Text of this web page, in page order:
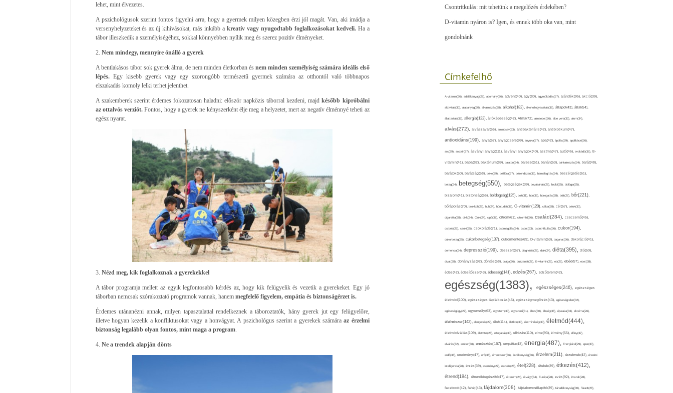
lehet, mint élvezetes.
A pszichológusok szerint fontos figyelni arra, hogy a gyermek milyen közegben érzi jól magát. Van, aki imádja a
versenyhelyzeteket és az új kihívásokat, más inkább a kreatív vagy nyugodtabb foglalkozásokat kedveli.Ha a
tábor illeszkedik a személyiségéhez, sokkal könnyebben nyílik meg és szerez pozitív élményeket.
2. Nem mindegy, mennyire önálló a gyerek
A bentlakásos tábor sok gyerek álma, de nem minden életkorban ésnem minden személyiség számára ideális első
lépés.Egy kisebb gyerek vagy egy szorongóbb természetű gyermek számára az otthontól való többnapos
elszakadás komoly lelki terhet jelenthet.
A szakemberek szerint érdemes fokozatosan haladni: először napközis táborral kezdeni, majd később kipróbálni
az ottalvós verziót. Fontos, hogy a gyerek ne kényszerként élje meg a helyzetet, mert az negatív élménnyé teheti az
egész nyarat.
3. Nézd meg, kik foglalkoznak a gyerekekkel
A tábor programja mellett az egyik legfontosabb kérdés az, hogy kik felügyelik és vezetik a gyerekeket. Egy jó
táborban nemcsak szórakoztató programok vannak, hanem megfelelő figyelem, empátia és biztonságérzet is.
Érdemes utánanézni annak, milyen tapasztalattal rendelkeznek a táboroztatók, hány gyerek jut egy felügyelőre,
illetve hogyan kezelik a konfliktusokat vagy a honvágyat. A pszichológus szerint a gyerekek számáraaz érzelmi
biztonság legalább olyan fontos, mint maga a program.
4. Ne a trendek alapján dönts
Csontritkulás: mit tehetünk a megelőzés érdekében?
D-vitamin nyáron is? Igen, és ennek több oka van, mint
gondolnánk
Címkefelhő
A-vitamin(36), adalékanyag(28), adomány(26), advent(40), agy(80), agyműködés(27), ajándék(95), akció(39),
aktivitás(30), alapanyag(30), alkalmazás(28), alkohol(182), alkoholfogyasztás(36), állapot(43), állat(54),
állattartás(33), allergia(122), állóképesség(42), Alma(72), almaecet(26), aloe vera(33), álom(34),
alvás(272), alvászavar(66), aminosav(33), antibakteriális(42), antibiotikum(47),
antioxidáns(199), anya(67), anyagcsere(99), anyuka(27), apa(42), ápolás(29), applikáció(26),
arc(29), arcbőr(27), ásványi anyag(111), ásványi anyagok(40), asztma(47), autó(46), avokádó(36), B-
vitamin(41), baba(82), baktérium(89), balaton(34), baleset(51), banán(53), bántalmazás(24), barát(48),
barátok(50), barátság(58), béke(29), bélflóra(37), bélrendszer(33), bemelegítés(24), beszélgetés(61),
beteg(34), betegség(550), betegségek(39), bevásárlás(28), bicikli(25), biológia(25),
bizalom(41), biztonság(66), boldogság(125), bolt(31), bor(36), borogatás(28), böjt(27), bőr(221),
bőrápolás(70), brokkoli(29), buli(24), bűntudat(32), C-vitamin(120), cékla(28), cél(57), célok(30),
cigaretta(38), cikk(24), Cink(24), cipő(37), citrom(61), citromfű(26), család(284), csecsemő(45),
csípés(26), csoki(35), csokoládé(71), csomagolás(24), csont(33), csontritkulás(36), cukor(194),
cukorbeteg(25), cukorbetegség(137), cukormentes(69), D-vitamin(53), daganat(36), dekoráció(41),
demencia(34), depresszió(199), desszert(67), diagnózis(28), diák(24), diéta(395), dió(50),
divat(38), dohányzás(92), döntés(58), drága(26), duzzanat(27), E-vitamin(25), eb(26), ebéd(57), ecet(38),
édes(42), édesítőszer(43), édesség(141), edzés(267), edzőterem(42),
egészség(1383), egészséges(246), egészséges
életmód(100), egészséges táplálkozás(45), egészségmegőrzés(43), egészségtelen(32),
egészségügy(27), egyensúly(63), egyetem(30), egyszerű(31), éhes(30), éhség(38), éjszaka(33), ekcéma(26),
élelmiszer(142), elengedés(29), élet(114), életkor(30), életminőség(30), életmód(444),
életmódváltás(109), életvitel(28), elfogadás(30), elhízás(110), elme(93), élmény(55), előny(37),
elvárás(32), ember(38), emésztés(167), empátia(43), energia(487), Energiaital(29), eper(30),
erdő(36), eredmény(47), erő(36), érrendszer(36), érzékenység(36), érzelem(211), érzelmek(42), érzelmi
intelligencia(28), érzés(39), esemény(27), eszköz(28), étel(228), ételek(39), étkezés(412),
étrend(194), étrendkiegészítő(47), étterem(24), étvágy(34), Európa(28), evés(92), évszak(28),
facebook(42), fahéj(43), fájdalom(308), fájdalomcsillapító(39), fáradékonyság(30), fáradt(28),